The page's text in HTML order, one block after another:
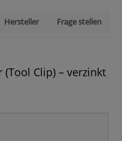
Hersteller Frage stellen
Clip) – verzinkt